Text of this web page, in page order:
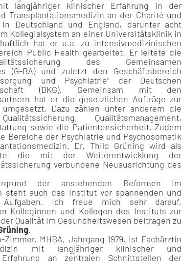
langjähriger klinischer Erfahrung in der
Transplantationsmedizin an der Charité und
Deutschland und England, darunter acht
Kollegialsystem an einer Universitätsklinik in
hat er u.a. zu intensivmedizinischen
Public Health gearbeitet. Er leitete die
des Gemeinsamen
(G-BA) und zuletzt den Geschäftsbereich
und Psychiatrie“ der Deutschen
(DKG). Gemeinsam mit den
hat er die gesetzlichen Aufträge zur
umgesetzt. Dazu zählen unter anderem die
Qualitätsmanagement,
sowie die Patientensicherheit. Zudem
Bereiche der Psychiatrie und Psychosomatik
Dr. Thilo Grüning wird als
die mit der Weiterentwicklung der
verbundene Neuausrichtung des
der anstehenden Reformen im
steht auch das Institut vor spannenden und
Aufgaben. Ich freue mich sehr darauf,
Kolleginnen und Kollegen des Instituts zur
Qualität im Gesundheitswesen beitragen zu
.
Zimmer, MHBA, Jahrgang 1979, ist Fachärztin
mit langjähriger klinischer und
Erfahrung an zentralen Schnittstellen der